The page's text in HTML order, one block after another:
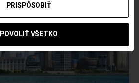
PRISPÔSOBIŤ
POVOLIŤ VŠETKO